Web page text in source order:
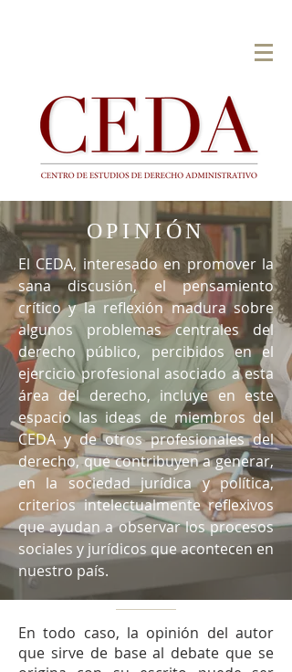
OPINIÓN
El CEDA, interesado en promover la
sana discusión, el pensamiento
crítico y la reflexión madura sobre
algunos problemas centrales del
derecho público, percibidos en el
ejercicio profesional asociado a esta
área del derecho, incluye en este
espacio las ideas de miembros del
CEDA y de otros profesionales del
derecho, que contribuyen a generar,
en la sociedad jurídica y política,
criterios intelectualmente reflexivos
que ayudan a observar los procesos
sociales y jurídicos que acontecen en
nuestro país.
En todo caso, la opinión del autor
que sirve de base al debate que se